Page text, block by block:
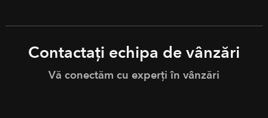
Contactați echipa de vânzări
Vă conectăm cu experți în vânzări